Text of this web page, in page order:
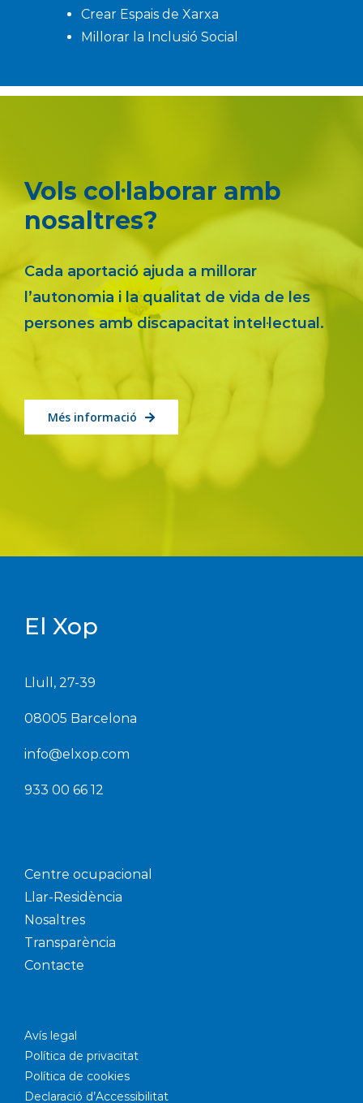
Crear Espais de Xarxa
Millorar la Inclusió Social
Vols col·laborar amb
nosaltres?
Cada aportació ajuda a millorar
l’autonomia i la qualitat de vida de les
persones amb discapacitat intel·lectual.
Més informació
El Xop
Llull, 27-39
08005 Barcelona
info@elxop.com
933 00 66 12
Centre ocupacional
Llar-Residència
Nosaltres
Transparència
Contacte
Avís legal
Política de privacitat
Política de cookies
Declaració d’Accessibilitat